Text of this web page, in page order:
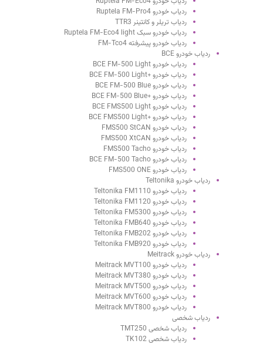
ردیاب خودرو Ruptela FM-Pro4
ردیاب تریلر و کانتینر TTR3
ردیاب خودرو سبک Ruptela FM-Eco4 light
ردیاب خودرو پیشرفته FM-Tco4
ردیاب خودرو BCE
ردیاب خودرو BCE FM-500 Light
ردیاب خودرو +BCE FM-500 Light
ردیاب خودرو BCE FM-500 Blue
ردیاب خودرو +BCE FM-500 Blue
ردیاب خودرو BCE FMS500 Light
ردیاب خودرو +BCE FMS500 Light
ردیاب خودرو FMS500 StCAN
ردیاب خودرو FMS500 XtCAN
ردیاب خودرو FMS500 Tacho
ردیاب خودرو BCE FM-500 Tacho
ردیاب خودرو FMS500 ONE
ردیاب خودرو Teltonika
ردیاب خودرو Teltonika FM1110
ردیاب خودرو Teltonika FM1120
ردیاب خودرو Teltonika FM5300
ردیاب خودرو Teltonika FMB640
ردیاب خودرو Teltonika FMB202
ردیاب خودرو Teltonika FMB920
ردیاب خودرو Meitrack
ردیاب خودرو Meitrack MVT100
ردیاب خودرو Meitrack MVT380
ردیاب خودرو Meitrack MVT500
ردیاب خودرو Meitrack MVT600
ردیاب خودرو Meitrack MVT800
ردیاب شخصی
ردیاب شخصی TMT250
ردیاب شخصی TK102